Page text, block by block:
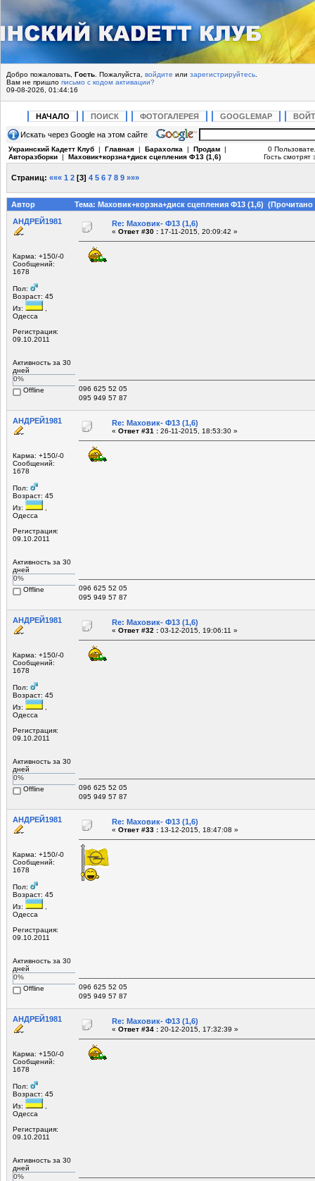
Добро пожаловать, Гость . Пожалуйста, войдите или зарегистрируйтесь
Вам не пришло письмо с кодом активации?
09-08-2026, 01:44:16
НАЧАЛО ПОИСК ФОТОГАЛЕРЕЯ GOOGLEMAP
Искать через Google на этом сайте
Украинский Кадетт Клуб | Главная | Барахолка | Продам |
Авторазборки | Маховик+корзна+диск сцепления Ф13 (1,6)
0
Гость смотрят
Страниц: ««« 1 2 [3] 4 5 6 7 8 9 »»»
Автор
Тема: Маховик+корзна+диск сцепления Ф13 (1,6) (Прочитано
АНДРЕЙ1981
Карма: +150/-0
Сообщений:
1678
Пол:
Возраст: 45
Из:
Одесса
Регистрация:
09.10.2011
Активность за 30
дней
0%
Offline
Re: Маховик- Ф13 (1,6)
« Ответ #30 : 17-11-2015, 20:09:42 »
096 625 52 05
095 949 57 87
АНДРЕЙ1981
Карма: +150/-0
Сообщений:
1678
Пол:
Возраст: 45
Из:
Одесса
Регистрация:
09.10.2011
Активность за 30
дней
0%
Offline
Re: Маховик- Ф13 (1,6)
« Ответ #31 : 26-11-2015, 18:53:30 »
096 625 52 05
095 949 57 87
АНДРЕЙ1981
Карма: +150/-0
Сообщений:
1678
Пол:
Возраст: 45
Из:
Одесса
Регистрация:
09.10.2011
Активность за 30
дней
0%
Offline
Re: Маховик- Ф13 (1,6)
« Ответ #32 : 03-12-2015, 19:06:11 »
096 625 52 05
095 949 57 87
АНДРЕЙ1981
Карма: +150/-0
Сообщений:
1678
Пол:
Возраст: 45
Из:
Одесса
Регистрация:
09.10.2011
Активность за 30
дней
0%
Offline
Re: Маховик- Ф13 (1,6)
« Ответ #33 : 13-12-2015, 18:47:08 »
096 625 52 05
095 949 57 87
АНДРЕЙ1981
Карма: +150/-0
Сообщений:
1678
Пол:
Возраст: 45
Из:
Одесса
Регистрация:
09.10.2011
Активность за 30
дней
0%
Re: Маховик- Ф13 (1,6)
« Ответ #34 : 20-12-2015, 17:32:39 »